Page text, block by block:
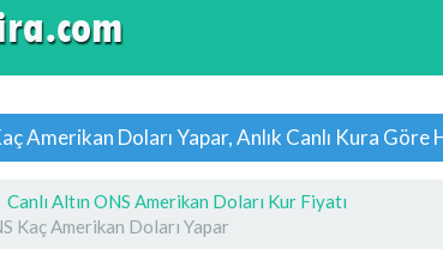
Amerikan Doları Yapar, Anlık Canlı Kura Göre
Canlı Altın ONS Amerikan Doları Kur Fiyatı
Kaç Amerikan Doları Yapar